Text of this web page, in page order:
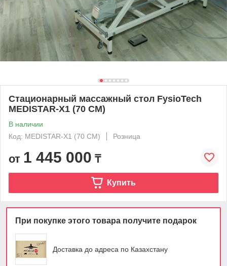
Стационарный массажный стол FysioTech
MEDISTAR-X1 (70 CM)
В наличии
Код: MEDISTAR-X1 (70 CM)
Розница
от 1 445 000 ₸
Купить
При покупке этого товара получите подарок
Доставка до адреса по Казахстану